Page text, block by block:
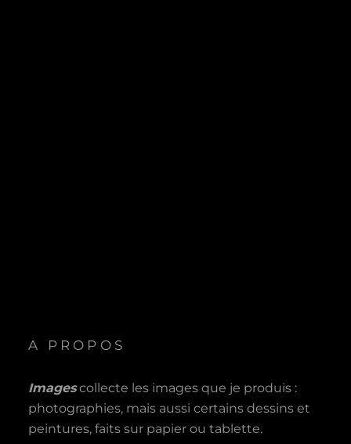
A PROPOS
Imagescollecte les images que je produis :
photographies, mais aussi certains dessins et
peintures, faits sur papier ou tablette.